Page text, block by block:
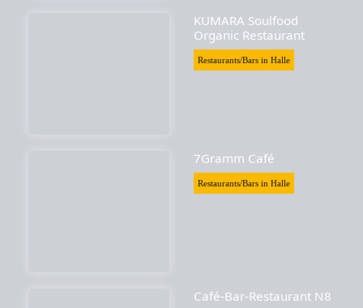
KUMARA Soulfood
Organic Restaurant
Restaurants/Bars in Halle
7Gramm Café
Restaurants/Bars in Halle
Café-Bar-Restaurant N8